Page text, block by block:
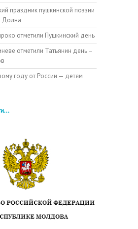
праздник пушкинской поэзии
Долна
отметили Пушкинский день
отметили Татьянин день –
году от России — детям